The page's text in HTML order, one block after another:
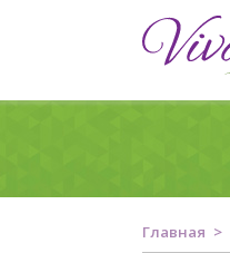
Главная